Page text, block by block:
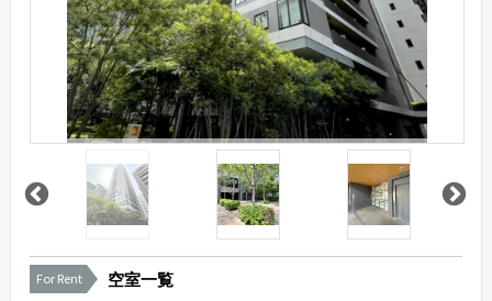
For Rent 空室一覧